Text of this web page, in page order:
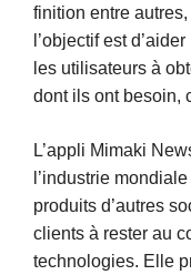
finition entre autres,
l’objectif est d’aider
les utilisateurs à
dont ils ont besoin,
L’appli Mimaki
l’industrie
produits d’autres
clients à rester au
technologies. Elle